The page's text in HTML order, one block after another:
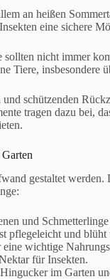
an heißen
eine sichere
sollten nicht immer
Tiere, insbesondere
schützenden
tragen dazu bei,
gestaltet
und
pflegeleicht und
eine wichtige
für Insekten.
im Garten